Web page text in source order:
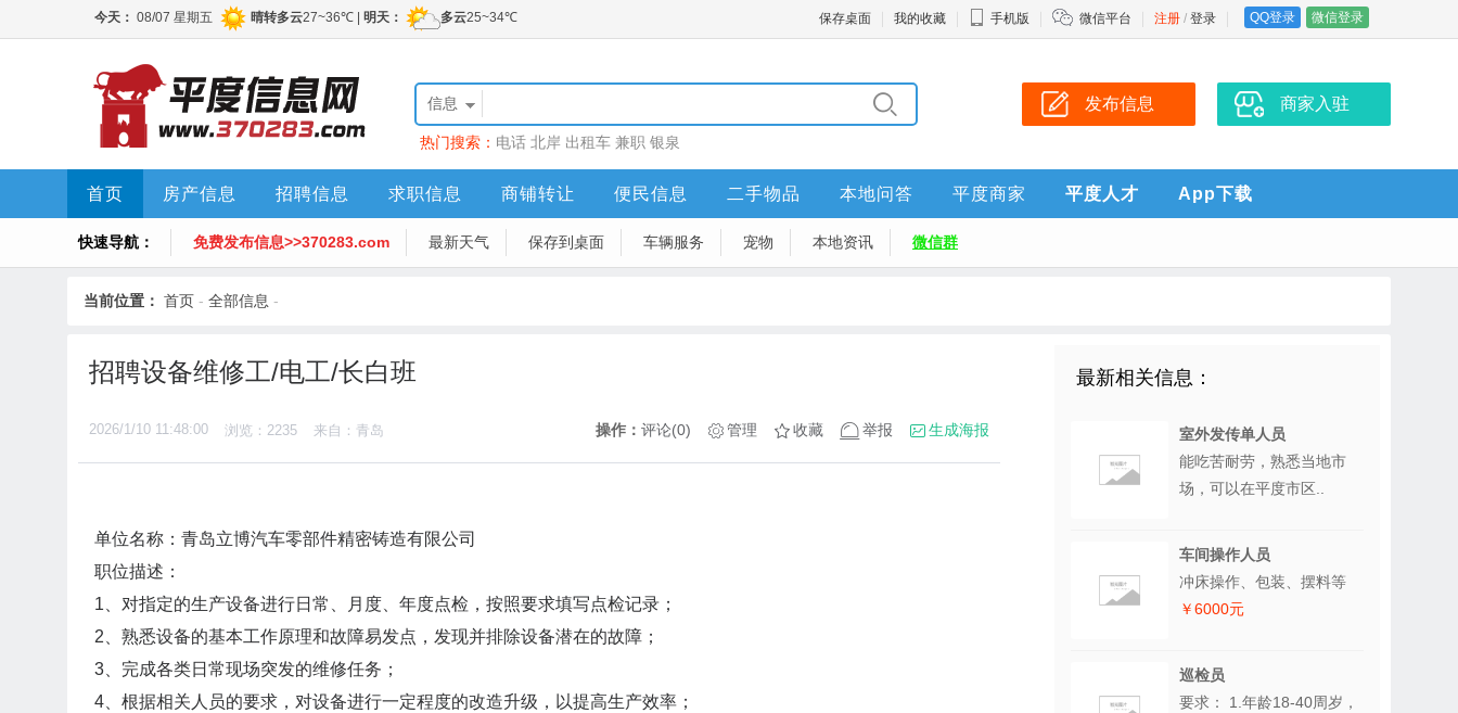
注册 / 登录 QQ登录 微信登录
保存桌面 我的收藏 手机版 微信平台
信息
热门搜索： 电话 北岸 出租车 兼职 银泉
发布信息 商家入驻
首页 房产信息 招聘信息 求职信息 商铺转让 便民信息 二手物品 本地问答 平度商家 平度人才 App下载
快速导航： 免费发布信息>>370283.com 最新天气 保存到桌面 车辆服务 宠物 本地资讯 微信群
当前位置： 首页 - 全部信息 -
招聘设备维修工/电工/长白班
2026/1/10 11:48:00 浏览：2235 来自：青岛 操作： 评论(0) 管理 收藏 举报 生成海报
单位名称：青岛立博汽车零部件精密铸造有限公司
职位描述：
1、对指定的生产设备进行日常、月度、年度点检，按照要求填写点检记录；
2、熟悉设备的基本工作原理和故障易发点，发现并排除设备潜在的故障；
3、完成各类日常现场突发的维修任务；
4、根据相关人员的要求，对设备进行一定程度的改造升级，以提高生产效率；
最新相关信息：
室外发传单人员
能吃苦耐劳，熟悉当地市
场，可以在平度市区..
车间操作人员
冲床操作、包装、摆料等
￥6000元
巡检员
要求： 1.年龄18-40周岁，